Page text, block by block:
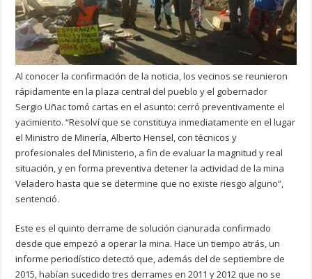
Al conocer la confirmación de la noticia, los vecinos se reunieron
rápidamente en la plaza central del pueblo y el gobernador
Sergio Uñac tomó cartas en el asunto: cerró preventivamente el
yacimiento. “Resolví que se constituya inmediatamente en el lugar
el Ministro de Minería, Alberto Hensel, con técnicos y
profesionales del Ministerio, a fin de evaluar la magnitud y real
situación, y en forma preventiva detener la actividad de la mina
Veladero hasta que se determine que no existe riesgo alguno”,
sentenció.
Este es el quinto derrame de solución cianurada confirmado
desde que empezó a operar la mina. Hace un tiempo atrás, un
informe periodístico detectó que, además del de septiembre de
2015, habían sucedido tres derrames en 2011 y 2012 que no se